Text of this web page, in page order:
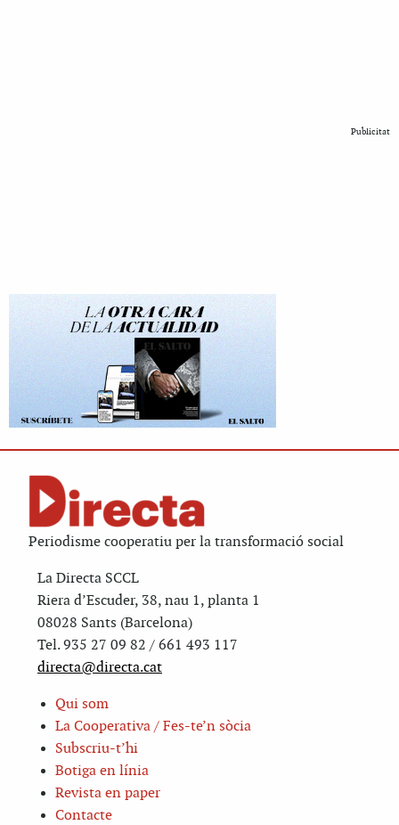
Publicitat
Periodisme cooperatiu per la transformació social
La Directa SCCL
Riera d’Escuder, 38, nau 1, planta 1
08028 Sants (Barcelona)
Tel. 935 27 09 82 / 661 493 117
directa@directa.cat
Qui som
La Cooperativa / Fes-te’n sòcia
Subscriu-t’hi
Botiga en línia
Revista en paper
Contacte